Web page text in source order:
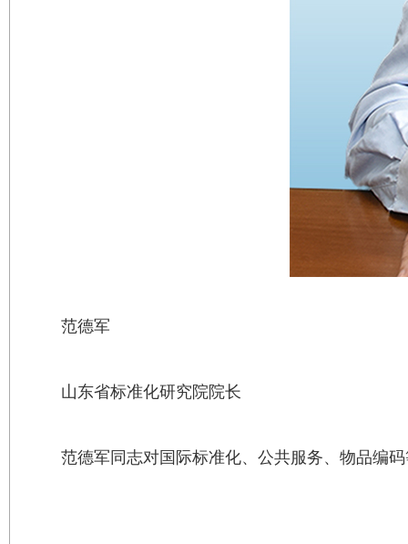
范德军
山东省标准化研究院院长
范德军同志对国际标准化、公共服务、物品编